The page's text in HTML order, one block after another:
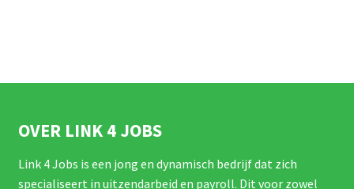
OVER LINK 4 JOBS
Link 4 Jobs is een jong en dynamisch bedrijf dat zich
specialiseert in uitzendarbeid en payroll. Dit voor zowel